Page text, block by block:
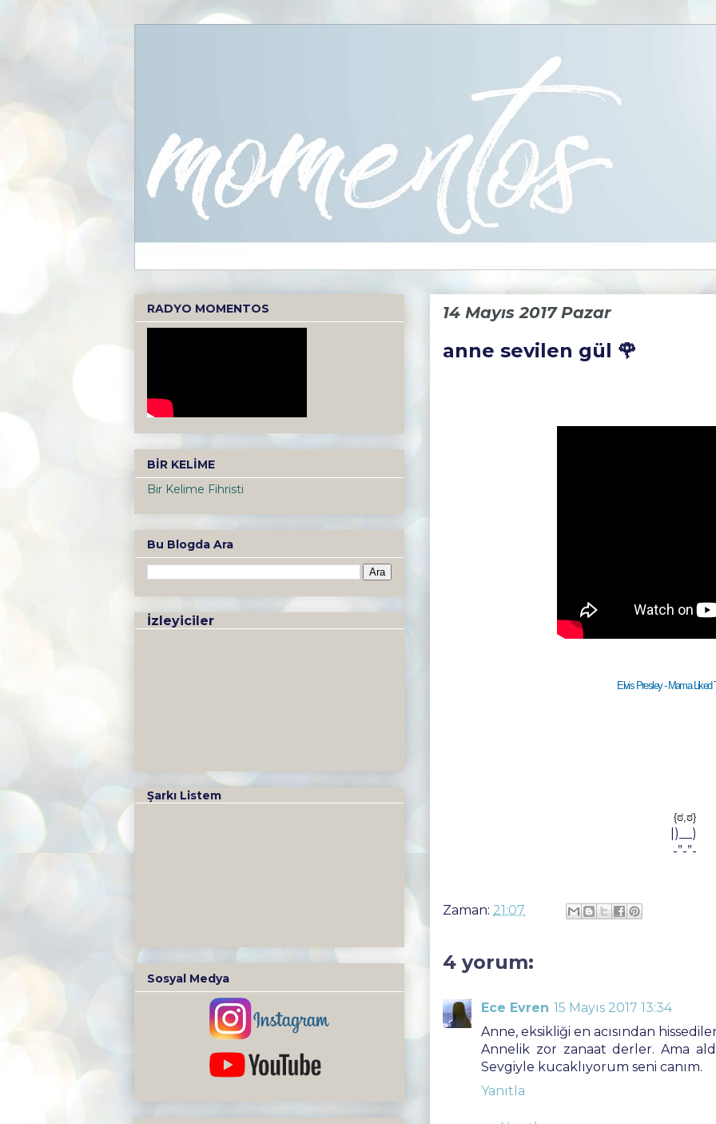
14 Mayıs 2017 Pazar
anne sevilen gül 🌹
Elvis Presley - Mama Liked
{ಠ,ಠ}
|)__)
-”-”-
Zaman: 21:07
4 yorum:
Ece Evren 15 Mayıs 2017 13:34
Anne, eksikliği en acısından
Annelik zor zanaat derler. Ama
Sevgiyle kucaklıyorum seni canım.
Yanıtla
RADYO MOMENTOS
BİR KELİME
Bir Kelime Fihristi
Bu Blogda Ara
İzleyiciler
Şarkı Listem
Sosyal Medya